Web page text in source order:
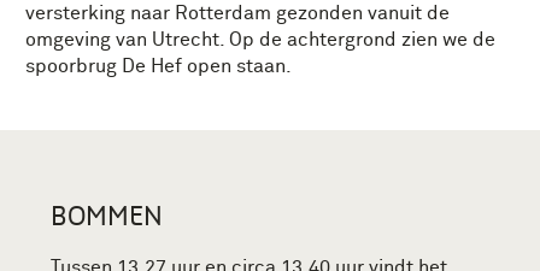
versterking naar Rotterdam gezonden vanuit de
omgeving van Utrecht. Op de achtergrond zien we de
spoorbrug De Hef open staan.
BOMMEN
Tussen 13.27 uur en circa 13.40 uur vindt het